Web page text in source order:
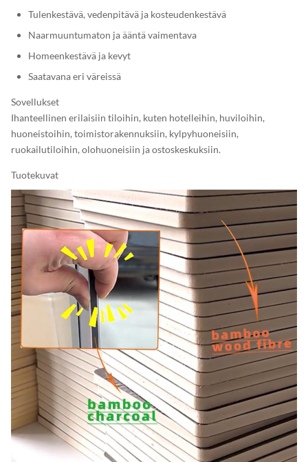
Tulenkestävä, vedenpitävä ja kosteudenkestävä
Naarmuuntumaton ja ääntä vaimentava
Homeenkestävä ja kevyt
Saatavana eri väreissä
Sovellukset
Ihanteellinen erilaisiin tiloihin, kuten hotelleihin, huviloihin,
huoneistoihin, toimistorakennuksiin, kylpyhuoneisiin,
ruokailutiloihin, olohuoneisiin ja ostoskeskuksiin.
Tuotekuvat